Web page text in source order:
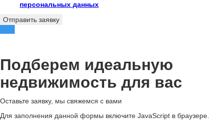
персональных данных
Отправить заявку
Подберем идеальную
недвижимость для вас
Оставьте заявку, мы свяжемся с вами
Для заполнения данной формы включите JavaScript в браузере.